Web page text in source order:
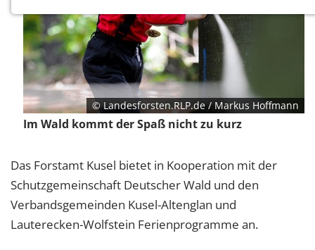
© Landesforsten.RLP.de / Markus Hoffmann
Im Wald kommt der Spaß nicht zu kurz
Das Forstamt Kusel bietet in Kooperation mit der
Schutzgemeinschaft Deutscher Wald und den
Verbandsgemeinden Kusel-Altenglan und
Lauterecken-Wolfstein Ferienprogramme an.
Notwendige Cookies ermöglichen grundlegende
Funktionen und sind für die einwandfreie Funktion
der Website erforderlich.
Einverständnis-Cookie
Name:
Zweck:
Dieser Cookie speichert die ausgewählten
Einverständnis-Optionen des Benutzers
1 Jahr